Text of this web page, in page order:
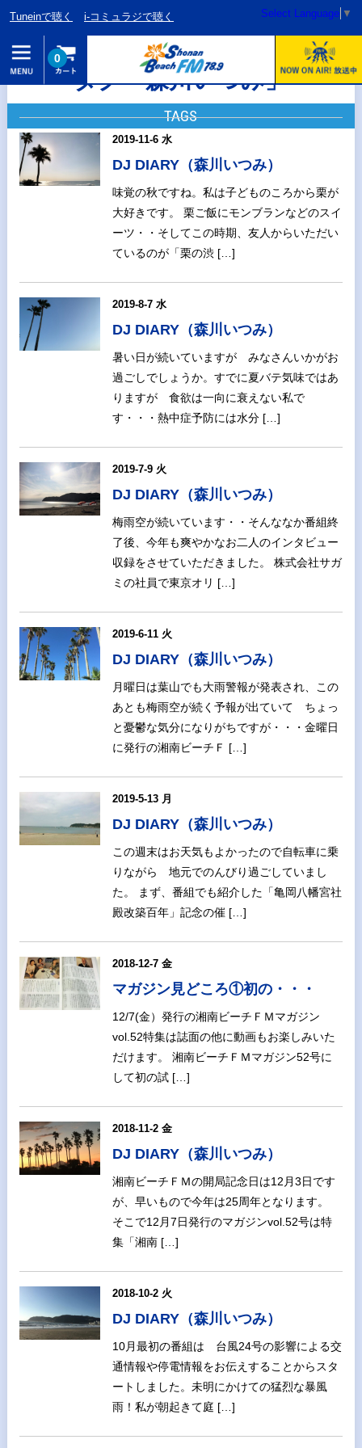
Tuneinで聴く i-コミュラジで聴く Select Language ▼
0
タグ「森川いつみ」
TAGS
2019-11-6 水
DJ DIARY（森川いつみ）
味覚の秋ですね。私は子どものころから栗が
大好きです。 栗ご飯にモンブランなどのスイ
ーツ・・そしてこの時期、友人からいただい
ているのが「栗の渋 […]
2019-8-7 水
DJ DIARY（森川いつみ）
暑い日が続いていますが みなさんいかがお
過ごしでしょうか。すでに夏バテ気味ではあ
りますが 食欲は一向に衰えない私で
す・・・熱中症予防には水分 […]
2019-7-9 火
DJ DIARY（森川いつみ）
梅雨空が続いています・・そんななか番組終
了後、今年も爽やかなお二人のインタビュー
収録をさせていただきました。 株式会社サガ
ミの社員で東京オリ […]
2019-6-11 火
DJ DIARY（森川いつみ）
月曜日は葉山でも大雨警報が発表され、この
あとも梅雨空が続く予報が出ていて ちょっ
と憂鬱な気分になりがちですが・・・金曜日
に発行の湘南ビーチＦ […]
2019-5-13 月
DJ DIARY（森川いつみ）
この週末はお天気もよかったので自転車に乗
りながら 地元でのんびり過ごしていまし
た。 まず、番組でも紹介した「亀岡八幡宮社
殿改築百年」記念の催 […]
2018-12-7 金
マガジン見どころ①初の・・・
12/7(金）発行の湘南ビーチＦＭマガジン
vol.52特集は誌面の他に動画もお楽しみいた
だけます。 湘南ビーチＦＭマガジン52号に
して初の試 […]
2018-11-2 金
DJ DIARY（森川いつみ）
湘南ビーチＦＭの開局記念日は12月3日です
が、早いもので今年は25周年となります。
そこで12月7日発行のマガジンvol.52号は特
集「湘南 […]
2018-10-2 火
DJ DIARY（森川いつみ）
10月最初の番組は 台風24号の影響による交
通情報や停電情報をお伝えすることからスタ
ートしました。未明にかけての猛烈な暴風
雨！私が朝起きて庭 […]